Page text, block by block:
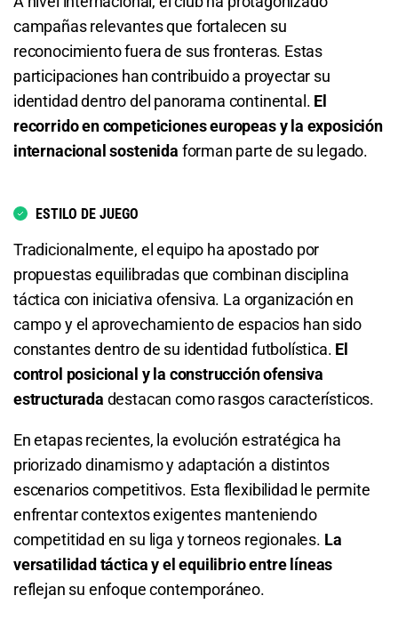
Total de Goles - Menos de 2.5
2.05 S/ 20,50 S/ 10,50
Total de Goles - Más de 3.5
Total de Goles - Más de 4.5
Total de Goles - Menos de 4.5
1.17 S/ 11,70 S/ 1,70
Total de Goles - Más de 6.5
14.50 S/ 145 S/ 135
Total de Goles - Menos de 6.5
1.02 S/ 10,20 S/ 0,20
campañas relevantes que fortalecen su
reconocimiento fuera de sus fronteras. Estas
participaciones han contribuido a proyectar su
identidad dentro del panorama continental. El
recorrido en competiciones europeas y la exposición
internacional sostenida forman parte de su legado.
ESTILO DE JUEGO
Tradicionalmente, el equipo ha apostado por
propuestas equilibradas que combinan disciplina
táctica con iniciativa ofensiva. La organización en
campo y el aprovechamiento de espacios han sido
constantes dentro de su identidad futbolística. El
control posicional y la construcción ofensiva
estructurada destacan como rasgos característicos.
En etapas recientes, la evolución estratégica ha
priorizado dinamismo y adaptación a distintos
escenarios competitivos. Esta flexibilidad le permite
enfrentar contextos exigentes manteniendo
competitidad en su liga y torneos regionales. La
versatilidad táctica y el equilibrio entre líneas
reflejan su enfoque contemporáneo.